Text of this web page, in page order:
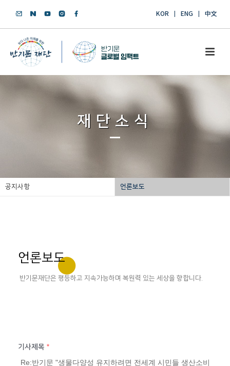
KOR ENG 中文
재단소식
공지사항 언론보도
언론보도
반기문재단은 평등하고 지속가능하며 복원력 있는 세상을 향합니다.
기사제목 *